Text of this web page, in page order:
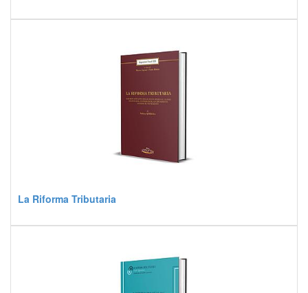
La Riforma Tributaria